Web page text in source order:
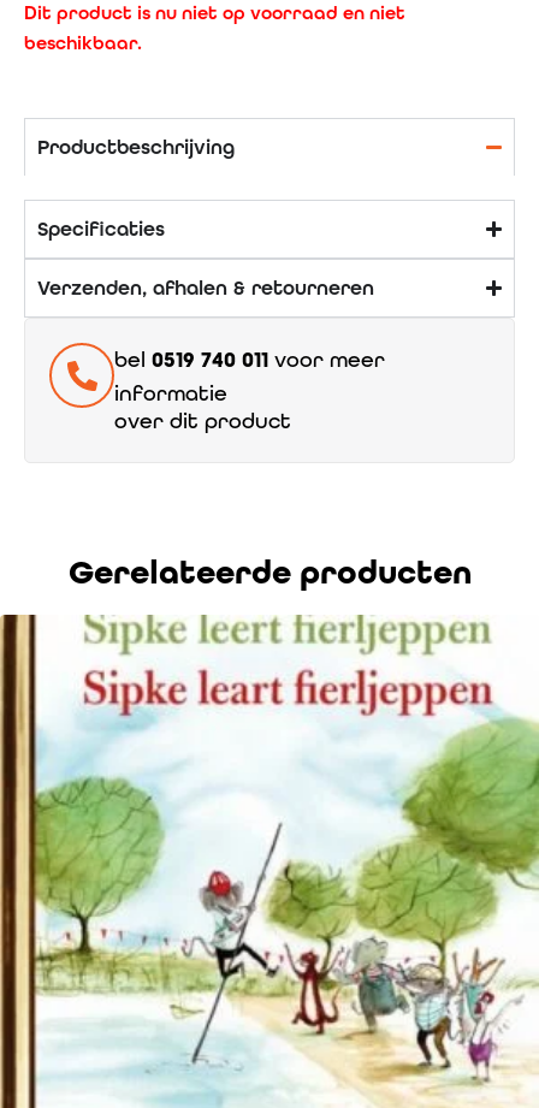
Dit product is nu niet op voorraad en niet
beschikbaar.
Productbeschrijving
Specificaties
Verzenden, afhalen & retourneren
bel 0519 740 011 voor meer
informatie
over dit product
Gerelateerde producten